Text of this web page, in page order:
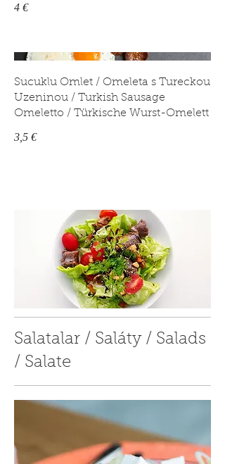
4 €
Sucuklu Omlet / Omeleta s Tureckou
Uzeninou / Turkish Sausage
Omeletto / Türkische Wurst-Omelett
3,5 €
Salatalar / Saláty / Salads
/ Salate